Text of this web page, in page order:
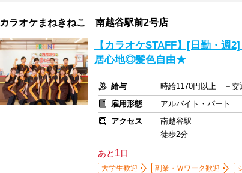
カラオケまねきねこ 南越谷駅前2号店
【カラオケSTAFF】[日勤・週
居心地◎髪色自由★
給与
時給1170円以上 ＋交
雇用形態
アルバイト・パート
アクセス
南越谷駅
徒歩2分
あと 1日
大学生歓迎 副業・Ｗワーク歓迎